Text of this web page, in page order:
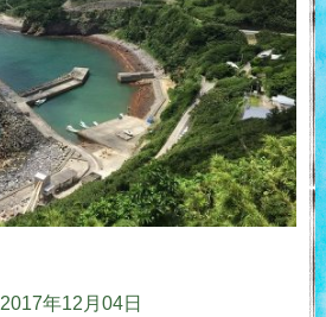
2017年12月04日